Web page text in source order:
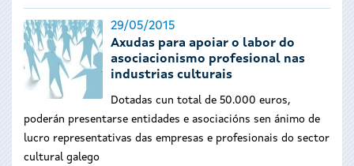
29/05/2015
Axudas para apoiar o labor do
asociacionismo profesional nas
industrias culturais
Dotadas cun total de 50.000 euros,
poderán presentarse entidades e asociacións sen ánimo de
lucro representativas das empresas e profesionais do sector
cultural galego